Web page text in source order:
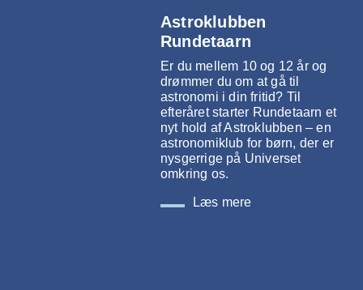
Astroklubben
Rundetaarn
Er du mellem 10 og 12 år og
drømmer du om at gå til
astronomi i din fritid? Til
efteråret starter Rundetaarn et
nyt hold af Astroklubben – en
astronomiklub for børn, der er
nysgerrige på Universet
omkring os.
Læs mere